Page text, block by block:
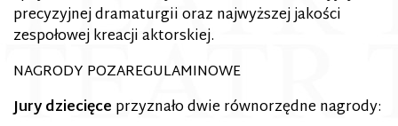
precyzyjnej dramaturgii oraz najwyższej jakości
zespołowej kreacji aktorskiej.
NAGRODY POZAREGULAMINOWE
Jury dziecięce przyznało dwie równorzędne nagrody: